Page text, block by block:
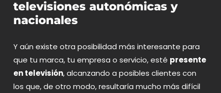
televisiones autonómicas y
nacionales
Y aún existe otra posibilidad más interesante para
que tu marca, tu empresa o servicio, esté presente
en televisión, alcanzando a posibles clientes con
los que, de otro modo, resultaría mucho más difícil